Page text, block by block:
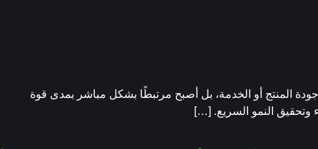
المنتج أو الخدمة، بل أصبح مرتبطًا بشكل مباشر بمدى قوة
وتحقيق النمو السريع. […]